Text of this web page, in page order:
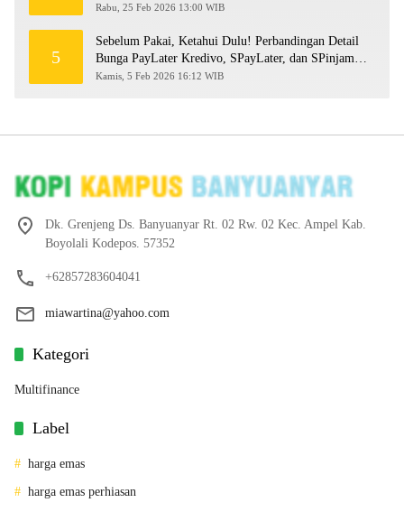
Rabu, 25 Feb 2026 13:00 WIB
5
Sebelum Pakai, Ketahui Dulu! Perbandingan Detail
Bunga PayLater Kredivo, SPayLater, dan SPinjam
2026
Kamis, 5 Feb 2026 16:12 WIB
Dk. Grenjeng Ds. Banyuanyar Rt. 02 Rw. 02 Kec. Ampel Kab.
Boyolali Kodepos. 57352
+62857283604041
miawartina@yahoo.com
Kategori
Multifinance
Label
harga emas
harga emas perhiasan